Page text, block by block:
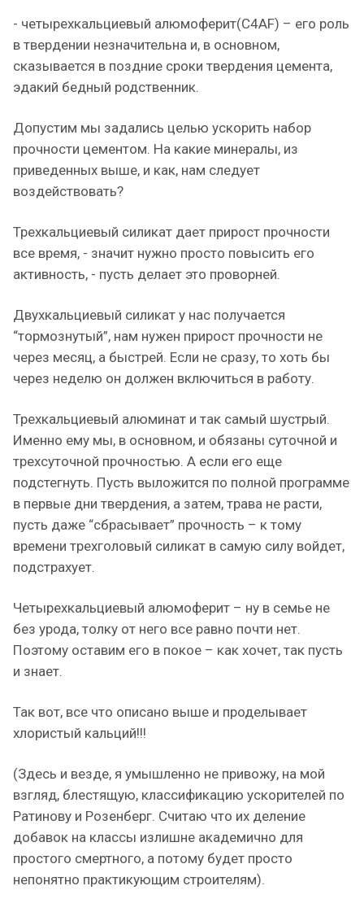
- четырехкальциевый алюмоферит(C4AF) – его роль
в твердении незначительна и, в основном,
сказывается в поздние сроки твердения цемента,
эдакий бедный родственник.
Допустим мы задались целью ускорить набор
прочности цементом. На какие минералы, из
приведенных выше, и как, нам следует
воздействовать?
Трехкальциевый силикат дает прирост прочности
все время, - значит нужно просто повысить его
активность, - пусть делает это проворней.
Двухкальциевый силикат у нас получается
“тормознутый”, нам нужен прирост прочности не
через месяц, а быстрей. Если не сразу, то хоть бы
через неделю он должен включиться в работу.
Трехкальциевый алюминат и так самый шустрый.
Именно ему мы, в основном, и обязаны суточной и
трехсуточной прочностью. А если его еще
подстегнуть. Пусть выложится по полной программе
в первые дни твердения, а затем, трава не расти,
пусть даже “сбрасывает” прочность – к тому
времени трехголовый силикат в самую силу войдет,
подстрахует.
Четырехкальциевый алюмоферит – ну в семье не
без урода, толку от него все равно почти нет.
Поэтому оставим его в покое – как хочет, так пусть
и знает.
Так вот, все что описано выше и проделывает
хлористый кальций!!!
(Здесь и везде, я умышленно не привожу, на мой
взгляд, блестящую, классификацию ускорителей по
Ратинову и Розенберг. Считаю что их деление
добавок на классы излишне академично для
простого смертного, а потому будет просто
непонятно практикующим строителям).